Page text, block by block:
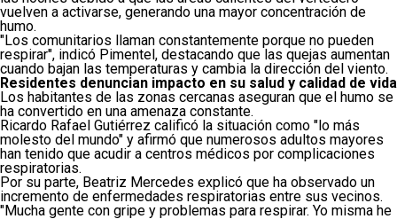
vuelven a activarse, generando una mayor concentración de
humo.
"Los comunitarios llaman constantemente porque no pueden
respirar", indicó Pimentel, destacando que las quejas aumentan
cuando bajan las temperaturas y cambia la dirección del viento.
Residentes denuncian impacto en su salud y calidad de vida
Los habitantes de las zonas cercanas aseguran que el humo se
ha convertido en una amenaza constante.
Ricardo Rafael Gutiérrez calificó la situación como "lo más
molesto del mundo" y afirmó que numerosos adultos mayores
han tenido que acudir a centros médicos por complicaciones
respiratorias.
Por su parte, Beatriz Mercedes explicó que ha observado un
incremento de enfermedades respiratorias entre sus vecinos.
"Mucha gente con gripe y problemas para respirar. Yo misma he